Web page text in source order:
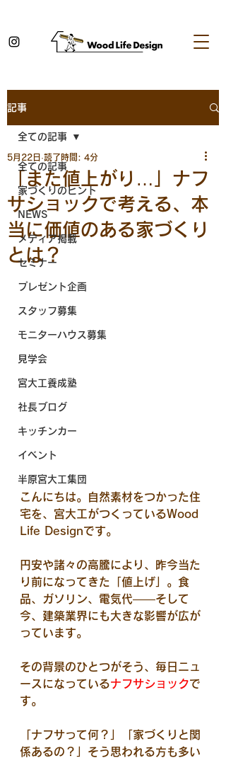
記事
全ての記事
家づくりのヒント
NEWS
メディア掲載
セミナー
プレゼント企画
スタッフ募集
モニターハウス募集
見学会
宮大工養成塾
社長ブログ
キッチンカー
イベント
半原宮大工集団
全ての記事
「また値上がり…」ナフ
サショックで考える、本
当に価値のある家づくり
とは？
5月22日 読了時間: 4分
こんにちは。
自然素材をつかった住
宅を、宮大工がつくっているWood
Life Designです。
円安や諸々の高騰により、昨今当た
り前になってきた「値上げ」。食
品、ガソリン、電気代——そして
今、建築業界にも大きな影響が広が
っています。
その背景のひとつがそう、毎日ニュ
ースになっているナフサショックで
す。
「ナフサって何？」「家づくりと関
係あるの？」そう思われる方も多い